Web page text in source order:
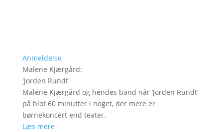
Anmeldelse
Malene Kjærgård:
'Jorden Rundt'
Malene Kjærgård og hendes band når ’Jorden Rundt’
på blot 60 minutter i noget, der mere er
børnekoncert end teater.
Læs mere